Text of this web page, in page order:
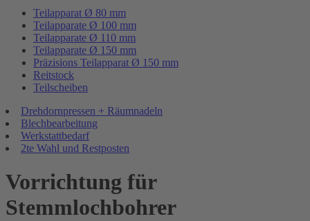
Teilapparat Ø 80 mm
Teilapparate Ø 100 mm
Teilapparate Ø 110 mm
Teilapparate Ø 150 mm
Präzisions Teilapparat Ø 150 mm
Reitstock
Teilscheiben
Drehdornpressen + Räumnadeln
Blechbearbeitung
Werkstattbedarf
2te Wahl und Restposten
Vorrichtung für
Stemmlochbohrer